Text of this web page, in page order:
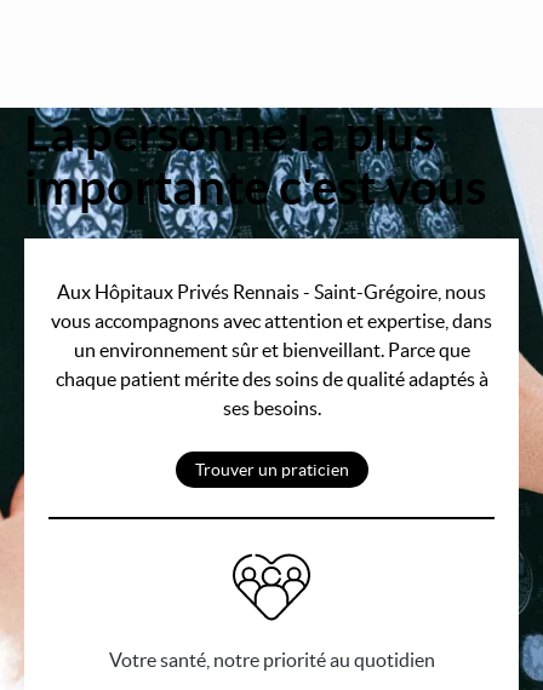
Image
La personne la plus
importante c'est vous
Aux Hôpitaux Privés Rennais - Saint-Grégoire, nous
vous accompagnons avec attention et expertise, dans
un environnement sûr et bienveillant. Parce que
chaque patient mérite des soins de qualité adaptés à
ses besoins.
Trouver un praticien
Votre santé, notre priorité au quotidien